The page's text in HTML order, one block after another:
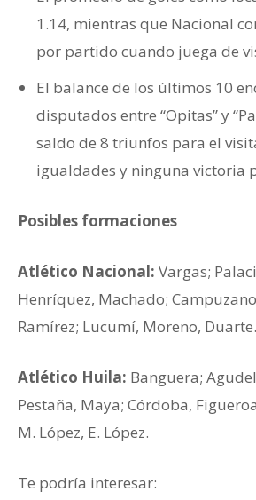
1.14, mientras que Nacional
por partido cuando juega de
El balance de los últimos 10
disputados entre “Opitas” y
saldo de 8 triunfos para el
igualdades y ninguna victoria
Posibles formaciones
Atlético Nacional: Vargas;
Henríquez, Machado;
Ramírez; Lucumí, Moreno, Duarte.
Atlético Huila: Banguera;
Pestaña, Maya; Córdoba,
M. López, E. López.
Te podría interesar: